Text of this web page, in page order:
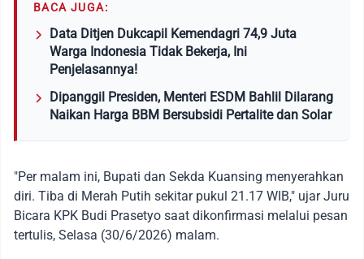
BACA JUGA:
Data Ditjen Dukcapil Kemendagri 74,9 Juta
Warga Indonesia Tidak Bekerja, Ini
Penjelasannya!
Dipanggil Presiden, Menteri ESDM Bahlil Dilarang
Naikan Harga BBM Bersubsidi Pertalite dan Solar
"Per malam ini, Bupati dan Sekda Kuansing menyerahkan
diri. Tiba di Merah Putih sekitar pukul 21.17 WIB," ujar Juru
Bicara KPK Budi Prasetyo saat dikonfirmasi melalui pesan
tertulis, Selasa (30/6/2026) malam.